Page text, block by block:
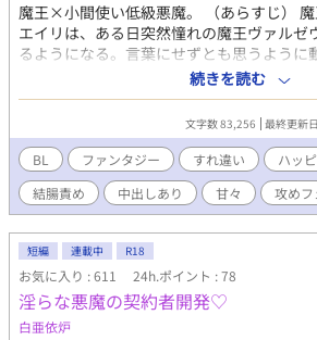
魔王×小間使い低級悪魔。 （あらすじ）
エイリは、ある日突然憧れの魔王ヴァルゼ
るようになる。言葉にせずとも思うように
重宝するヴァルゼウス。そばにいるうちに
芽生え始める。しかし今度は突然心の声が
て・・・。シリアス気味になってしまいま
甘々ハッピーエンドです。番外編は最初か
（本編R18シーン内容） オナニー（受・攻
慢、脳イキ、乳首責め、攻めフェラ、攻め
き、中出し、連続絶頂など。ご注意くださ
ン内容） 媚薬、尻尾舐め、結腸姦、フェ
絶頂、中出し、誘い受け、攻め喘ぎなど。
続きを読む
文字数 83,256 最終更新
BL ファンタジー すれ違い ハッ
結腸責め
中出しあり 甘々 攻めフ
短編 連載中 R18
お気に入り : 611 24h.ポイント : 78
淫らな悪魔の契約者開発♡
白亜依炉